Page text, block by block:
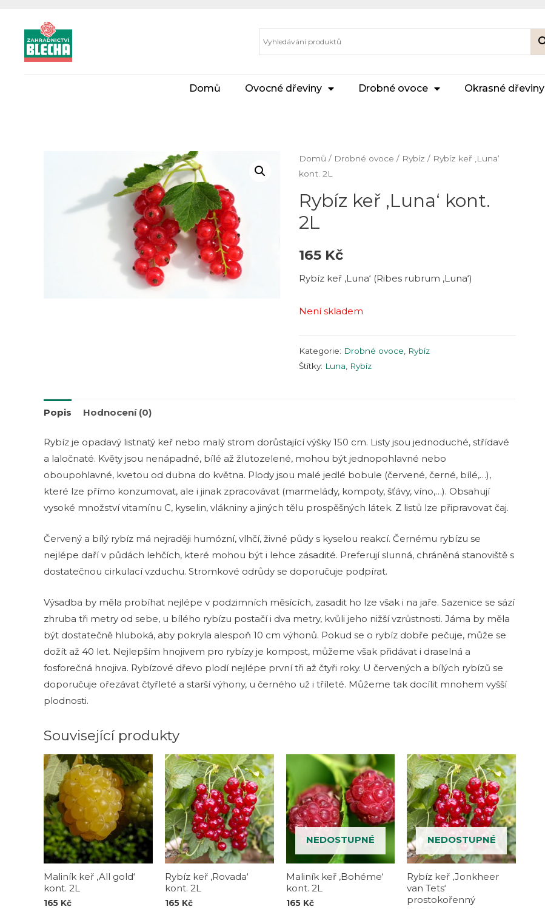
Domů Ovocné dřeviny Drobné ovoce Okrasné dřeviny
Domů / Drobné ovoce / Rybíz / Rybíz keř ‚Luna‘
kont. 2L
Rybíz keř ‚Luna‘ kont.
2L
165 Kč
Rybíz keř ‚Luna‘ (Ribes rubrum ‚Luna‘)
Není skladem
Kategorie: Drobné ovoce, Rybíz
Štítky: Luna, Rybíz
Popis Hodnocení (0)
Rybíz je opadavý listnatý keř nebo malý strom dorůstající výšky 150 cm. Listy jsou jednoduché, střídavé
a laločnaté. Květy jsou nenápadné, bílé až žlutozelené, mohou být jednopohlavné nebo
oboupohlavné, kvetou od dubna do května. Plody jsou malé jedlé bobule (červené, černé, bílé,…),
které lze přímo konzumovat, ale i jinak zpracovávat (marmelády, kompoty, šťávy, víno,…). Obsahují
vysoké množství vitamínu C, kyselin, vlákniny a jiných tělu prospěšných látek. Z listů lze připravovat čaj.
Červený a bílý rybíz má nejraději humózní, vlhčí, živné půdy s kyselou reakcí. Černému rybízu se
nejlépe daří v půdách lehčích, které mohou být i lehce zásadité. Preferují slunná, chráněná stanoviště s
dostatečnou cirkulací vzduchu. Stromkové odrůdy se doporučuje podpírat.
Výsadba by měla probíhat nejlépe v podzimních měsících, zasadit ho lze však i na jaře. Sazenice se sází
zhruba tři metry od sebe, u bílého rybízu postačí i dva metry, kvůli jeho nižší vzrůstnosti. Jáma by měla
být dostatečně hluboká, aby pokryla alespoň 10 cm výhonů. Pokud se o rybíz dobře pečuje, může se
dožít až 40 let. Nejlepším hnojivem pro rybízy je kompost, můžeme však přidávat i draselná a
fosforečná hnojiva. Rybízové dřevo plodí nejlépe první tři až čtyři roky. U červených a bílých rybízů se
doporučuje ořezávat čtyřleté a starší výhony, u černého už i tříleté. Můžeme tak docílit mnohem vyšší
plodnosti.
Související produkty
Maliník keř ‚All gold‘
kont. 2L
165 Kč
Rybíz keř ‚Rovada‘
kont. 2L
165 Kč
NEDOSTUPNÉ
Maliník keř ‚Bohéme‘
kont. 2L
165 Kč
NEDOSTUPNÉ
Rybíz keř ‚Jonkheer
van Tets‘
prostokořenný